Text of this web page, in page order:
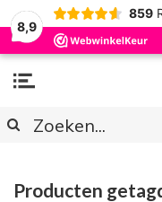
8,9
859
Producten